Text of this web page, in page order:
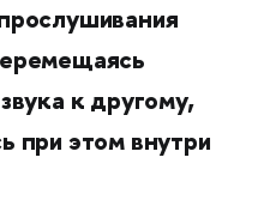
к другому,
при этом внутри